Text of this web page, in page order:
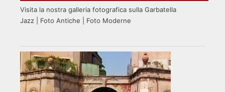
Visita la nostra galleria fotografica sulla Garbatella
Jazz | Foto Antiche | Foto Moderne